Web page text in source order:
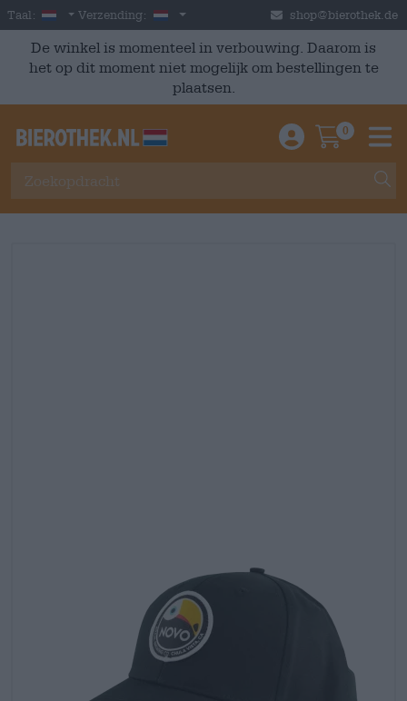
Skip to main content
Taal: Dutch
Verzending: Nederland shop@bierothek.de
De winkel is momenteel in verbouwing. Daarom is
het op dit moment niet mogelijk om bestellingen te
plaatsen.
Einloggen /
0